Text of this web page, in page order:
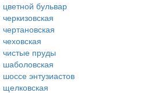
цветной бульвар
черкизовская
чертановская
чеховская
чистые пруды
шаболовская
шоссе энтузиастов
щелковская